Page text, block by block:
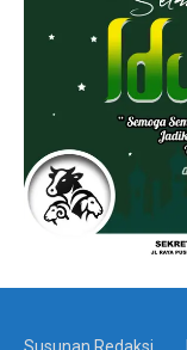
Susunan Redaksi